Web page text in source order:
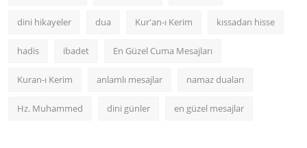
dini hikayeler dua Kur'an-ı Kerim kıssadan hisse
hadis ibadet En Güzel Cuma Mesajları
Kuran-ı Kerim anlamlı mesajlar namaz duaları
Hz. Muhammed dini günler en güzel mesajlar